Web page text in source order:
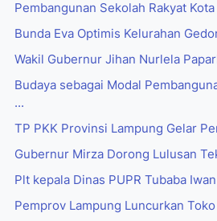
Pembangunan Sekolah Rakyat
Bunda Eva Optimis Kelurahan
Wakil Gubernur Jihan Nurlela
Budaya sebagai Modal
...
TP PKK Provinsi Lampung Gelar
Gubernur Mirza Dorong Lulusan
Plt kepala Dinas PUPR Tubaba
Pemprov Lampung Luncurkan